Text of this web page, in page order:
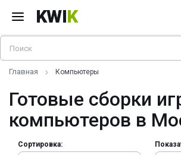
KWIK
Главная Компьютеры
Готовые сборки
компьютеров в
Сортировка: